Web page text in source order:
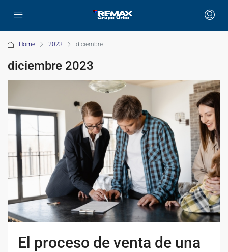
Home 2023 diciembre
diciembre 2023
El proceso de venta de una